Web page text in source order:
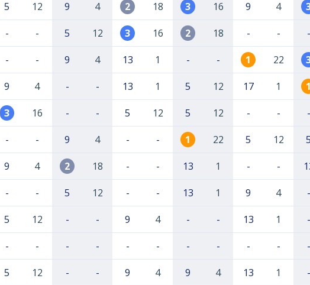
5 12 9 4 2 18 3 16 9 4
- - 5 12 3 16 2 18 - - -
- - 9 4 13 1 - - 1 22
9 4 - - 13 1 5 12 17 1
3 16 - - 5 12 5 12 - - -
- - 9 4 - - 1 22 5 12
9 4 2 18 - - 13 1 - -
- - 5 12 - - 13 1 9 4 -
5 12 - - 9 4 - - 13 1 -
- - - - - - - - - - -
5 12 - - 9 4 9 4 13 1 -